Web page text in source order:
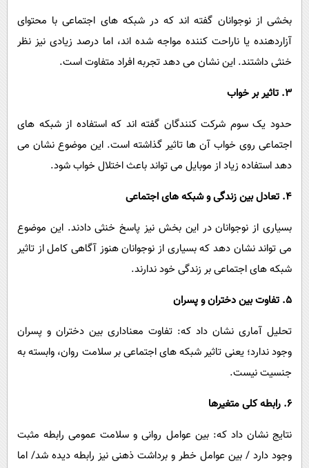
بخشی از نوجوانان گفته ‌اند که در شبکه ‌های اجتماعی با محتوای
آزاردهنده یا ناراحت ‌کننده مواجه شده ‌اند، اما درصد زیادی نیز نظر
خنثی داشتند. این نشان می ‌دهد تجربه افراد متفاوت است.
3. تاثیر بر خواب
حدود یک ‌سوم شرکت‌ کنندگان گفته ‌اند که استفاده از شبکه‌ های
اجتماعی روی خواب آن‌ ها تاثیر گذاشته است. این موضوع نشان می‌
دهد استفاده زیاد از موبایل می ‌تواند باعث اختلال خواب شود.
4. تعادل بین زندگی و شبکه ‌های اجتماعی
بسیاری از نوجوانان در این بخش نیز پاسخ خنثی دادند. این موضوع
می‌ تواند نشان دهد که بسیاری از نوجوانان هنوز آگاهی کامل از تاثیر
شبکه‌ های اجتماعی بر زندگی خود ندارند.
5. تفاوت بین دختران و پسران
تحلیل آماری نشان داد که: تفاوت معناداری بین دختران و پسران
وجود ندارد؛ یعنی تاثیر شبکه‌ های اجتماعی بر سلامت روان، وابسته به
جنسیت نیست.
6. رابطه کلی متغیرها
نتایج نشان داد که: بین عوامل روانی و سلامت عمومی رابطه مثبت
وجود دارد / بین عوامل خطر و برداشت ذهنی نیز رابطه دیده شد/ اما